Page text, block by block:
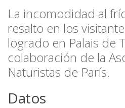
La incomodidad al
resalto en los
logrado en Palais de
colaboración de la
Naturistas de París.
Datos